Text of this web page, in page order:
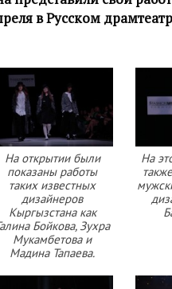
в Русском
На открытии были
показаны работы
таких известных
дизайнеров
Кыргызстана как
Бойкова, Зухра
Мукамбетова и
Мадина Тапаева.
На